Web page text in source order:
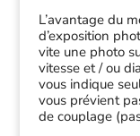
L’avantage du
d’exposition
vite une photo
vitesse et / ou
vous indique
vous prévient
de couplage